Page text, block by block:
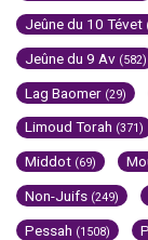
Jeûne du 10 Tévet
Jeûne du 9 Av (582)
Lag Baomer (29)
Limoud Torah (371)
Middot (69)
Non-Juifs (249)
Pessah (1508)